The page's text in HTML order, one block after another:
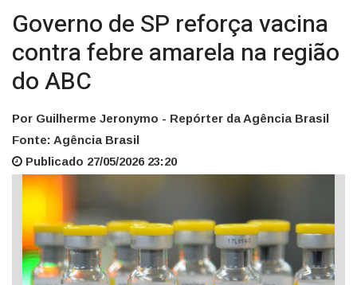
Governo de SP reforça vacina
contra febre amarela na região
do ABC
Por Guilherme Jeronymo - Repórter da Agência Brasil
Fonte: Agência Brasil
Publicado 27/05/2026 23:20